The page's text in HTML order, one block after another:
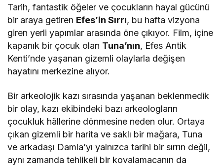
Tarih, fantastik öğeler ve çocukların hayal gücünü
bir araya getiren Efes’in Sırrı, bu hafta vizyona
giren yerli yapımlar arasında öne çıkıyor. Film, içine
kapanık bir çocuk olan Tuna’nın, Efes Antik
Kenti’nde yaşanan gizemli olaylarla değişen
hayatını merkezine alıyor.
Bir arkeolojik kazı sırasında yaşanan beklenmedik
bir olay, kazı ekibindeki bazı arkeologların
çocukluk hâllerine dönmesine neden olur. Ortaya
çıkan gizemli bir harita ve saklı bir mağara, Tuna
ve arkadaşı Damla’yı yalnızca tarihi bir sırrın değil,
aynı zamanda tehlikeli bir kovalamacanın da